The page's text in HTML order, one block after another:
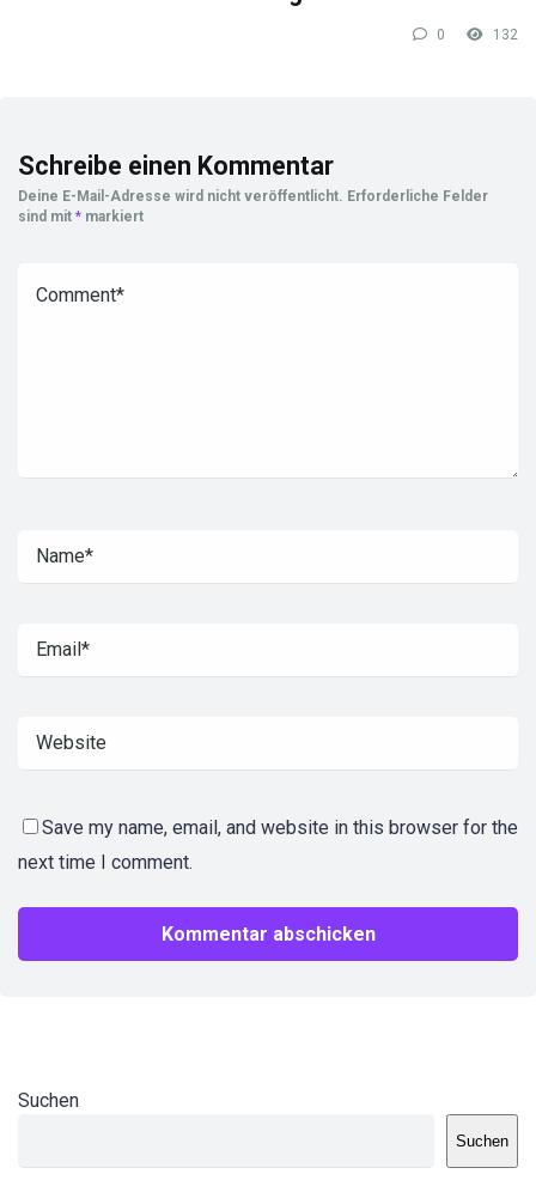
0 132
Schreibe einen Kommentar
Deine E-Mail-Adresse wird nicht veröffentlicht. Erforderliche Felder
sind mit * markiert
Save my name, email, and website in this browser for the
next time I comment.
Suchen
Suchen